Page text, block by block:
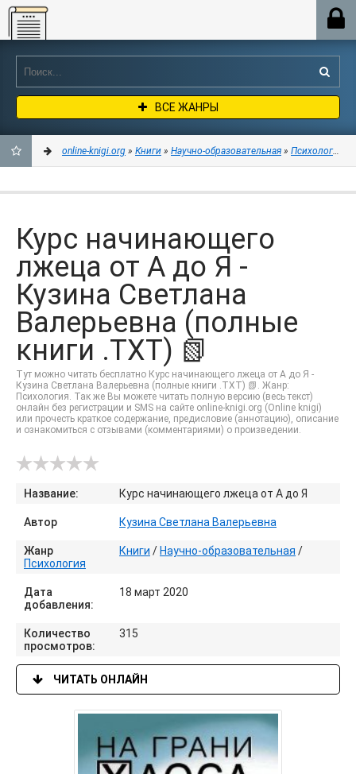
Online-knigi.org
ВСЕ ЖАНРЫ
ЗАКЛАДКИ
online-knigi.org » Книги » Научно-образовательная » Психология
Курс начинающего
лжеца от А до Я -
Кузина Светлана
Валерьевна (полные
книги .TXT) 📗
Тут можно читать бесплатно Курс начинающего лжеца от А до Я -
Кузина Светлана Валерьевна (полные книги .TXT) 📗. Жанр:
Психология. Так же Вы можете читать полную версию (весь текст)
онлайн без регистрации и SMS на сайте online-knigi.org (Online knigi)
или прочесть краткое содержание, предисловие (аннотацию), описание
и ознакомиться с отзывами (комментариями) о произведении.
Название: Курс начинающего лжеца от А до Я
Автор Кузина Светлана Валерьевна
Жанр Книги / Научно-образовательная /
Психология
Дата
добавления:
18 март 2020
Количество
просмотров:
315
ЧИТАТЬ ОНЛАЙН